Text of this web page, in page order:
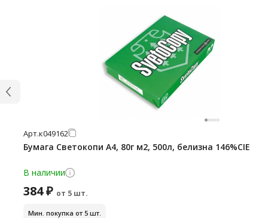
Арт.к049162
Бумага Светокопи А4, 80г м2, 500л, белизна 146%CIE
В наличии
384 ₽ от 5 шт.
Мин. покупка от 5 шт.